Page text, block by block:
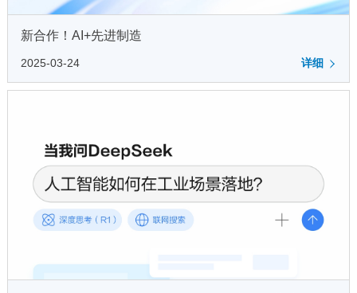
新合作！AI+先进制造
2025-03-24 详细